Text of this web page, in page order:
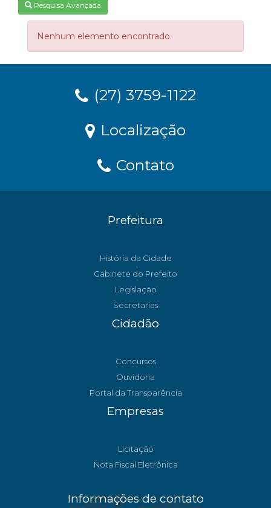
Pesquisa Avançada
Nenhum elemento encontrado.
(27) 3759-1122
Localização
Contato
Prefeitura
História da Cidade
Gabinete do Prefeito
Legislação
Secretarias
Cidadão
Concursos
Ouvidoria
Portal da Transparência
Empresas
Licitação
Nota Fiscal Eletrônica
Informações de contato